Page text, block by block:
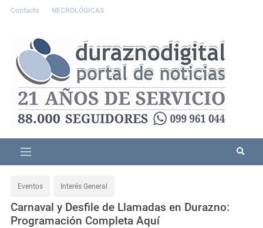
Contacto NECROLÓGICAS
Eventos Interés General
Carnaval y Desfile de Llamadas en Durazno:
Programación Completa Aquí